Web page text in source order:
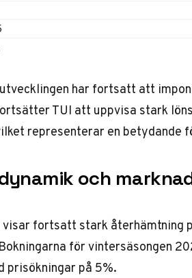
har fortsatt att
TUI att uppvisa stark
representerar en betydande
och
visar fortsatt stark återhämtning
för vintersäsongen
prisökningar på 5%.